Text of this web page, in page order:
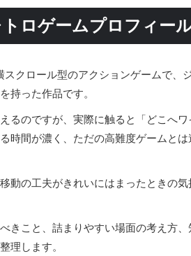
ロゲームプロフィール
クロール型のアクションゲームで、
持った作品です。
るのですが、実際に触ると「どこへ
時間が濃く、ただの高難度ゲームとは
動の工夫がきれいにはまったときの気
きこと、詰まりやすい場面の考え方、
理します。